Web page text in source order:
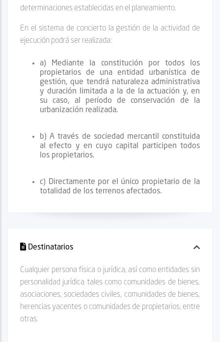
determinaciones establecidas en el planeamiento.
En el sistema de concierto la gestión de la actividad de
ejecución podrá ser realizada:
a) Mediante la constitución por todos los
propietarios de una entidad urbanística de
gestión, que tendrá naturaleza administrativa
y duración limitada a la de la actuación y, en
su caso, al período de conservación de la
urbanización realizada.
b) A través de sociedad mercantil constituida
al efecto y en cuyo capital participen todos
los propietarios.
c) Directamente por el único propietario de la
totalidad de los terrenos afectados.
Destinatarios
Cualquier persona física o jurídica, así como entidades sin
personalidad jurídica tales como comunidades de bienes,
asociaciones, sociedades civiles, comunidades de bienes,
herencias yacentes o comunidades de propietarios, entre
otras.